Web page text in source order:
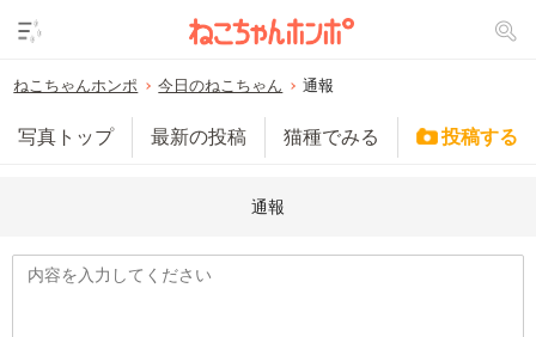
ねこちゃんホンポ 今日のねこちゃん 通報
写真トップ 最新の投稿 猫種でみる 投稿する
通報